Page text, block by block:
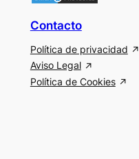
Contacto
Política de privacidad
Aviso Legal
Política de Cookies